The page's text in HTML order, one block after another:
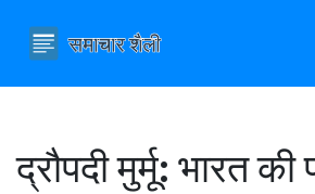
द्रौपदी मुर्मू: भारत की